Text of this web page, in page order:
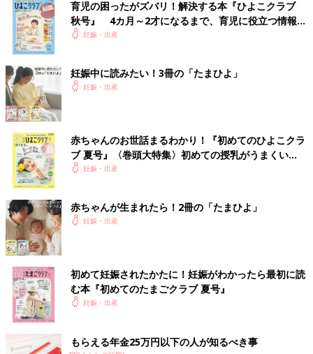
育児の困ったがズバリ！解決する本『ひよこクラブ
秋号』 4カ月～2才になるまで、育児に役立つ情報が
いっぱい！
妊娠・出産
妊娠中に読みたい！3冊の「たまひよ」
妊娠・出産
赤ちゃんのお世話まるわかり！『初めてのひよこクラ
ブ 夏号』〈巻頭大特集〉初めての授乳がうまくい
く！ おっぱい・ミルクの基本と夏のトラブル 解決テ
妊娠・出産
赤ちゃんが生まれたら！2冊の「たまひよ」
妊娠・出産
初めて妊娠されたかたに！妊娠がわかったら最初に読
む本『初めてのたまごクラブ 夏号』
妊娠・出産
もらえる年金25万円以下の人が知るべき事